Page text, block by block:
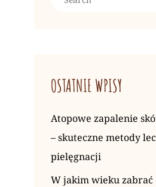
for:
OSTATNIE WPISY
Atopowe zapalenie
– skuteczne metody
pielęgnacji
W jakim wieku zabrać